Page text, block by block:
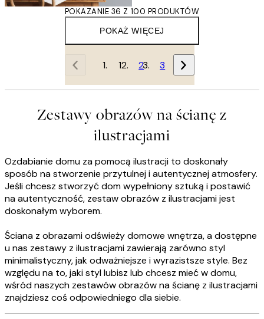
POKAŻ WIĘCEJ
POKAZANIE 36 Z 100 PRODUKTÓW
1 2 3
Zestawy obrazów na ścianę z
ilustracjami
Ozdabianie domu za pomocą ilustracji to doskonały
sposób na stworzenie przytulnej i autentycznej atmosfery.
Jeśli chcesz stworzyć dom wypełniony sztuką i postawić
na autentyczność, zestaw obrazów z ilustracjami jest
doskonałym wyborem.
Ściana z obrazami odświeży domowe wnętrza, a dostępne
u nas zestawy z ilustracjami zawierają zarówno styl
minimalistyczny, jak odważniejsze i wyrazistsze style. Bez
względu na to, jaki styl lubisz lub chcesz mieć w domu,
wśród naszych zestawów obrazów na ścianę z ilustracjami
znajdziesz coś odpowiedniego dla siebie.